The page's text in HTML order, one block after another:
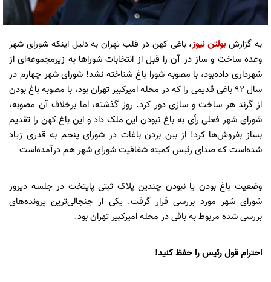
به گزارشبولتن نیوز، باغی کهن در قلب تهران به دلیل اینکه شورای شهر
وعده ساخت و ساز در آن را قبل از انتخابات شورا‌ها به زیرمجموعه‌ای از
شهرداری داده‌بود، با مصوبه شورا باغ شناخته نشد! شورای شهر چهارم در
سال ۹۲ باغی قدیمی را که در محله امیرکبیر تهران بود، با مصوبه باغ بودن
از گزند هر ساخت و سازی دور کرد. روز گذشته، اما برخلاف آن مصوبه،
شورای شهر فعلی رأی به باغ نبودن این ملک داد و این باغ کهن را تقدیم
بساز بفروش‌ها کرد! از بین بردن باغات در شورای پنجم به قدری زیاد
شده‌است که صدای رئیس کمیته شفافیت شورای شهر هم درآمده‌است
وضعیت باغ بودن یا نبودن چندین پلاک ثبتی پایتخت در جلسه دیروز
شورای شهر مورد بررسی قرار گرفت. یکی از جنجالی‌ترین پرونده‌های
بررسی شده مربوط به باقی در محله امیرکبیر تهران بود.
احترام قول رئیس را حفظ کنید!